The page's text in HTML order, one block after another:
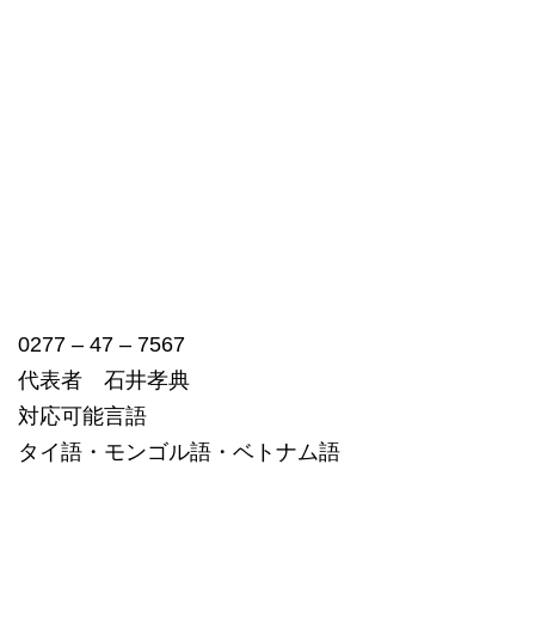
0277 – 47 – 7567
代表者 石井孝典
対応可能言語
タイ語・モンゴル語・ベトナム語